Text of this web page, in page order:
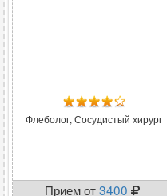
Флеболог, Сосудистый хирург
Прием от3400